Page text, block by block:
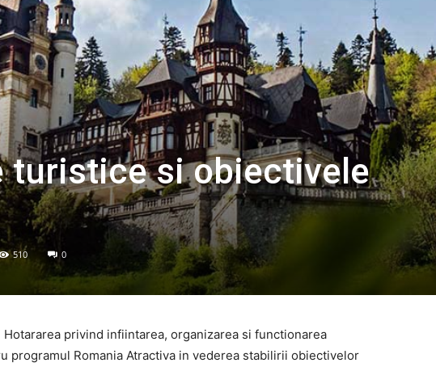
turistice si obiectivele
510 0
privind infiintarea, organizarea si functionarea
programul Romania Atractiva in vederea stabilirii obiectivelor